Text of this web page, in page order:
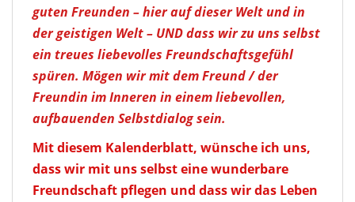
guten Freunden – hier auf dieser Welt und in
der geistigen Welt – UND dass wir zu uns selbst
ein treues liebevolles Freundschaftsgefühl
spüren. Mögen wir mit dem Freund / der
Freundin im Inneren in einem liebevollen,
aufbauenden Selbstdialog sein.
Mit diesem Kalenderblatt, wünsche ich uns,
dass wir mit uns selbst eine wunderbare
Freundschaft pflegen und dass wir das Leben